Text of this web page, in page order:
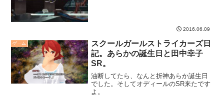
2016.06.09
ゲーム
スクールガールストライカーズ日
記。あらかの誕生日と田中幸子
SR。
油断してたら、なんと折神あらか誕生日
でした。そしてオディールのSR来たです
よ。